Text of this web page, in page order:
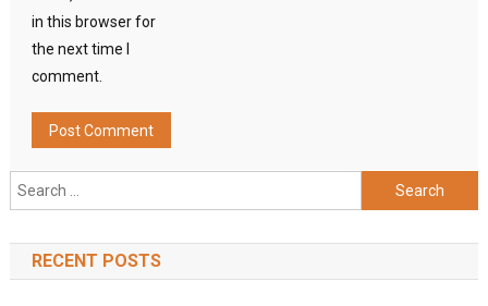
in this browser for
the next time I
comment.
Search
for:
RECENT POSTS